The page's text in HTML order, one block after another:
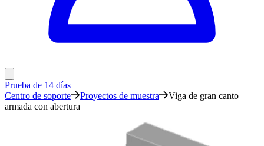
Prueba de 14 días
Centro de soporte
Proyectos de muestra
Viga de gran canto
armada con abertura